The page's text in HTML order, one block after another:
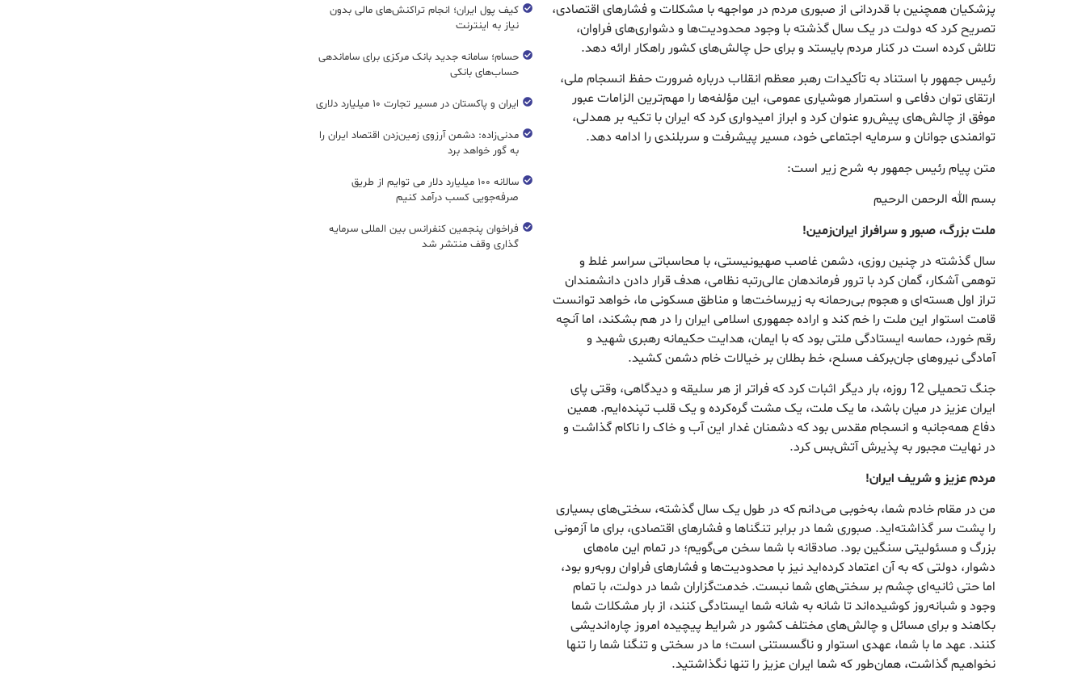
پزشکیان همچنین با قدردانی از صبوری مردم در مواجهه با مشکلات و فشارهای اقتصادی،
تصریح کرد که دولت در یک سال گذشته با وجود محدودیت‌ها و دشواری‌های فراوان،
تلاش کرده است در کنار مردم بایستد و برای حل چالش‌های کشور راهکار ارائه دهد.
رئیس جمهور با استناد به تأکیدات رهبر معظم انقلاب درباره ضرورت حفظ انسجام ملی،
ارتقای توان دفاعی و استمرار هوشیاری عمومی، این مؤلفه‌ها را مهم‌ترین الزامات عبور
موفق از چالش‌های پیش‌رو عنوان کرد و ابراز امیدواری کرد که ایران با تکیه بر همدلی،
توانمندی جوانان و سرمایه اجتماعی خود، مسیر پیشرفت و سربلندی را ادامه دهد.
متن پیام رئیس جمهور به شرح زیر است:
بسم الله الرحمن الرحیم
ملت بزرگ، صبور و سرافراز ایران‌زمین!
سال گذشته در چنین روزی، دشمن غاصب صهیونیستی، با محاسباتی سراسر غلط و
توهمی آشکار، گمان ‌کرد با ترور فرماندهان عالی‌رتبه نظامی، هدف قرار دادن دانشمندان
تراز اول هسته‌ای و هجوم بی‌رحمانه به زیرساخت‌ها و مناطق مسکونی ما، خواهد توانست
قامت استوار این ملت را خم کند و اراده جمهوری اسلامی ایران را در هم بشکند، اما آنچه
رقم خورد، حماسه ایستادگی ملتی بود که با ایمان، هدایت حکیمانه رهبری شهید و
آمادگی نیروهای جان‌برکف مسلح، خط بطلان بر خیالات خام دشمن کشید.
جنگ تحمیلی 12 روزه، بار دیگر اثبات کرد که فراتر از هر سلیقه و دیدگاهی، وقتی پای
ایران عزیز در میان باشد، ما یک ملت، یک مشت گره‌کرده و یک قلب تپنده‌ایم. همین
دفاع همه‌جانبه و انسجام مقدس بود که دشمنان غدار این آب و خاک را ناکام گذاشت و
در نهایت مجبور به پذیرش آتش‌بس کرد.
مردم عزیز و شریف ایران!
من در مقام خادم شما، به‌خوبی می‌دانم که در طول یک سال گذشته، سختی‌های بسیاری
را پشت سر گذاشته‌اید. صبوری شما در برابر تنگناها و فشارهای اقتصادی، برای ما آزمونی
بزرگ و مسئولیتی سنگین بود. صادقانه با شما سخن می‌گویم؛ در تمام این ماه‌های
دشوار، دولتی که به آن اعتماد کرده‌اید نیز با محدودیت‌ها و فشارهای فراوان روبه‌رو بود،
اما حتی ثانیه‌ای چشم بر سختی‌های شما نبست. خدمت‌گزاران شما در دولت، با تمام
وجود و شبانه‌روز کوشیده‌اند تا شانه به شانه شما ایستادگی کنند، از بار مشکلات شما
بکاهند و برای مسائل و چالش‌های مختلف کشور در شرایط پیچیده امروز چاره‌اندیشی
کنند. عهد ما با شما، عهدی استوار و ناگسستنی است؛ ما در سختی و تنگنا شما را تنها
نخواهیم گذاشت، همان‌طور که شما ایران عزیز را تنها نگذاشتید.
کیف پول ایران؛ انجام تراکنش‌های مالی بدون
نیاز به اینترنت
حسام؛ سامانه جدید بانک مرکزی برای ساماندهی
حساب‌های بانکی
ایران و پاکستان در مسیر تجارت ۱۰ میلیارد دلاری
مدنی‌زاده: دشمن آرزوی زمین‌زدن اقتصاد ایران را
به گور خواهد برد
سالانه ۱۰۰ میلیارد دلار می توایم از طریق
صرفه‌جویی کسب درآمد کنیم
فراخوان پنجمین کنفرانس بین المللی سرمایه
گذاری وقف منتشر شد